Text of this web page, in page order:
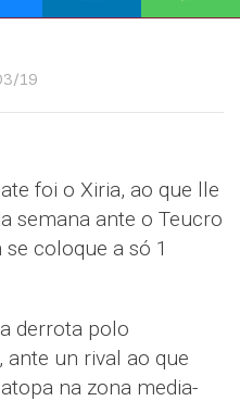
19
foi o Xiria, ao que lle
semana ante o Teucro
coloque a só 1
derrota polo
ante un rival ao que
na zona media-